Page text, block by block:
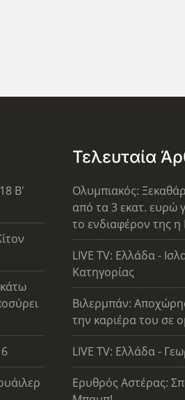
Β'
Τελευταία
Ολυμπιακός:
από τα 3 εκατ. ευρώ
το ενδιαφέρον της η
LIVE TV: Ελλάδα -
Κατηγορίας
Βιλερμπάν:
την καριέρα του σε
LIVE TV: Ελλάδα -
Ερυθρός Αστέρας: